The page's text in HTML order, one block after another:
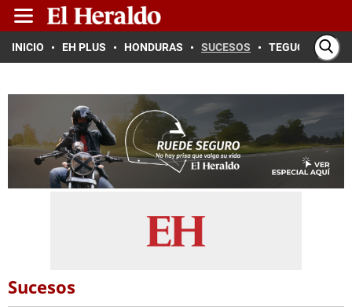
INICIO EH PLUS HONDURAS SUCESOS TEGUCIGALPA
Sucesos